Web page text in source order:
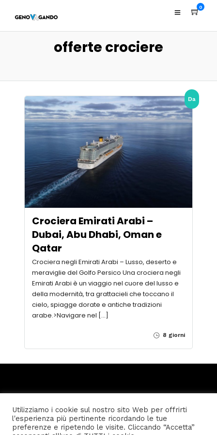
0
offerte crociere
Da
Crociera Emirati Arabi –
Dubai, Abu Dhabi, Oman e
Qatar
Crociera negli Emirati Arabi – Lusso, deserto e
meraviglie del Golfo Persico Una crociera negli
Emirati Arabi è un viaggio nel cuore del lusso e
della modernità, tra grattacieli che toccano il
cielo, spiagge dorate e antiche tradizioni
arabe.>Navigare nel […]
8 giorni
Home Privacy policy Condizioni generali di vendita
Utilizziamo i cookie sul nostro sito Web per offrirti
l'esperienza più pertinente ricordando le tue
preferenze e ripetendo le visite. Cliccando “Accetta”